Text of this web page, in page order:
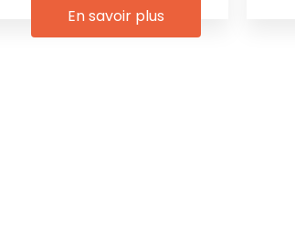
En savoir plus